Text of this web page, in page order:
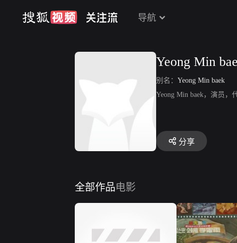
导航
Yeong Min
别名： Yeong Min baek
Yeong Min baek，演员，
分享
全部作品电影